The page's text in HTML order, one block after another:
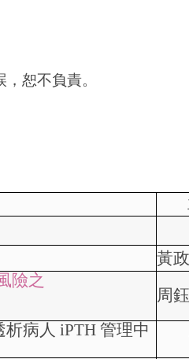
恕不負責。
黃
險之
周
析病人 iPTH 管理中